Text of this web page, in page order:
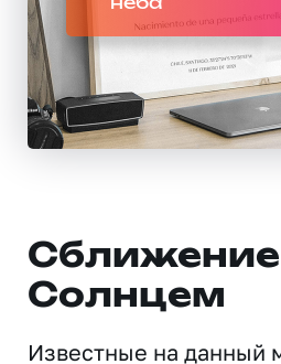
Сближение
Солнцем
Известные на данный